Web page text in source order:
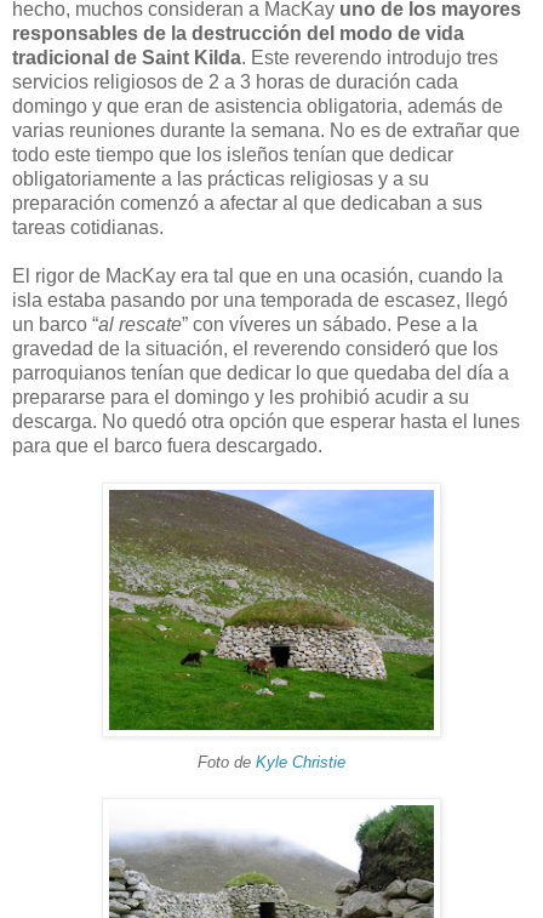
hecho, muchos consideran a MacKay uno de los mayores
responsables de la destrucción del modo de vida
tradicional de Saint Kilda. Este reverendo introdujo tres
servicios religiosos de 2 a 3 horas de duración cada
domingo y que eran de asistencia obligatoria, además de
varias reuniones durante la semana. No es de extrañar que
todo este tiempo que los isleños tenían que dedicar
obligatoriamente a las prácticas religiosas y a su
preparación comenzó a afectar al que dedicaban a sus
tareas cotidianas.
El rigor de MacKay era tal que en una ocasión, cuando la
isla estaba pasando por una temporada de escasez, llegó
un barco “al rescate” con víveres un sábado. Pese a la
gravedad de la situación, el reverendo consideró que los
parroquianos tenían que dedicar lo que quedaba del día a
prepararse para el domingo y les prohibió acudir a su
descarga. No quedó otra opción que esperar hasta el lunes
para que el barco fuera descargado.
Foto de Kyle Christie